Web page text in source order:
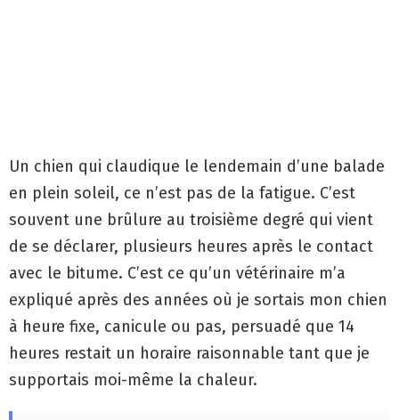
Un chien qui claudique le lendemain d’une balade
en plein soleil, ce n’est pas de la fatigue. C’est
souvent une brûlure au troisième degré qui vient
de se déclarer, plusieurs heures après le contact
avec le bitume. C’est ce qu’un vétérinaire m’a
expliqué après des années où je sortais mon chien
à heure fixe, canicule ou pas, persuadé que 14
heures restait un horaire raisonnable tant que je
supportais moi-même la chaleur.